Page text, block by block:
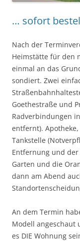
… sofort
Nach der
Heimstätte für den
einmal an das
sondiert. Zwei
Goethestraße und
Radverbindungen
entfernt).
Tankstelle
Entfernung und der
Garten und die
dann am Abend
An dem Termin
Modell angeschaut
es DIE Wohnung